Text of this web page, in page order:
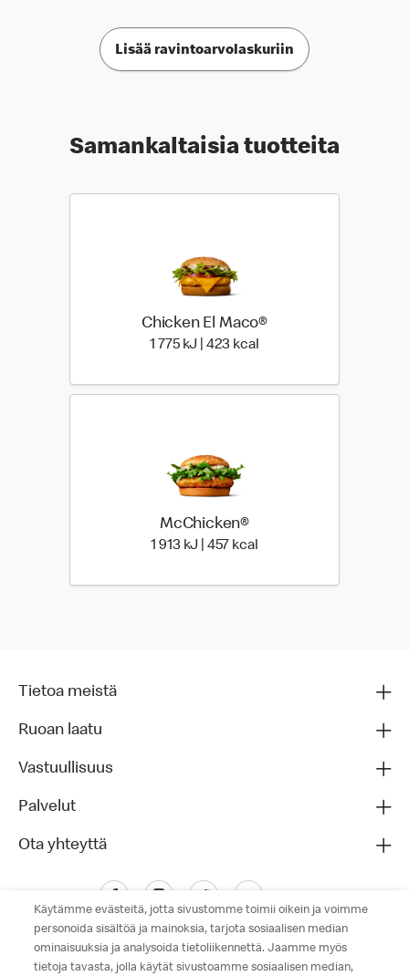
Lisää ravintoarvolaskuriin
Samankaltaisia tuotteita
Chicken El Maco®
1 775 kJ | 423 kcal
McChicken®
1 913 kJ | 457 kcal
Tietoa meistä
Ruoan laatu
Vastuullisuus
Palvelut
Ota yhteyttä
Käytämme evästeitä, jotta sivustomme toimii oikein ja voimme
personoida sisältöä ja mainoksia, tarjota sosiaalisen median
ominaisuuksia ja analysoida tietoliikennettä. Jaamme myös
tietoja tavasta, jolla käytät sivustoamme sosiaalisen median,